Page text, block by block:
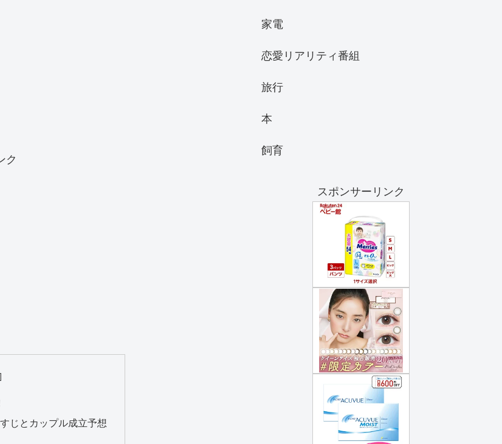
ク
じとカップル成立予想
家電
恋愛リアリティ番組
旅行
本
飼育
スポンサーリンク